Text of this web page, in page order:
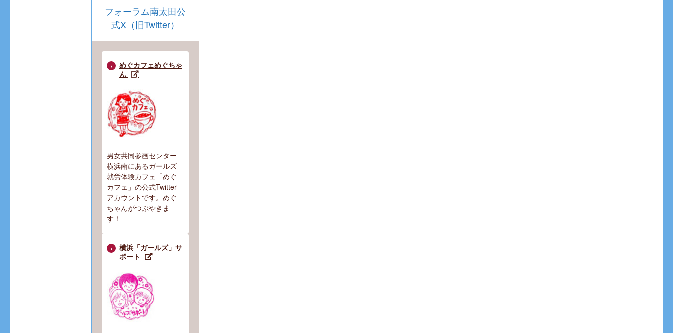
フォーラム南太田公
式X（旧Twitter）
めぐカフェめぐちゃ
ん
男女共同参画センター
横浜南にあるガールズ
就労体験カフェ「めぐ
カフェ」の公式Twitter
アカウントです。めぐ
ちゃんがつぶやきま
す！
横浜「ガールズ」サ
ポート